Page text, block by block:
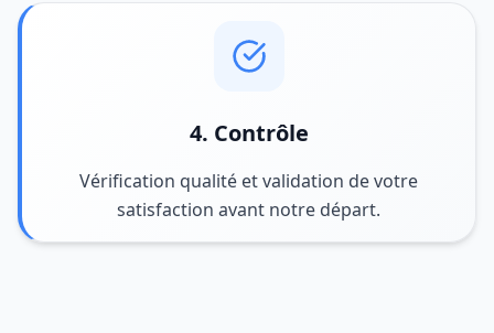
4. Contrôle
Vérification qualité et validation de votre
satisfaction avant notre départ.